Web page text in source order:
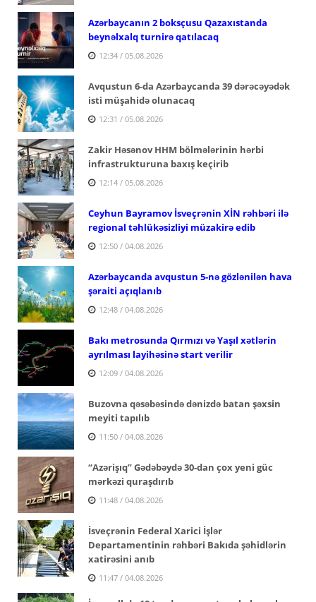
Azərbaycanın 2 boksçusu Qazaxıstanda
beynəlxalq turnirə qatılacaq
12:34 / 05.08.2026
Avqustun 6-da Azərbaycanda 39 dərəcəyədək
isti müşahidə olunacaq
12:31 / 05.08.2026
Zakir Həsənov HHM bölmələrinin hərbi
infrastrukturuna baxış keçirib
12:14 / 05.08.2026
Ceyhun Bayramov İsveçrənin XİN rəhbəri ilə
regional təhlükəsizliyi müzakirə edib
12:50 / 04.08.2026
Azərbaycanda avqustun 5-nə gözlənilən hava
şəraiti açıqlanıb
12:48 / 04.08.2026
Bakı metrosunda Qırmızı və Yaşıl xətlərin
ayrılması layihəsinə start verilir
12:09 / 04.08.2026
Buzovna qəsəbəsində dənizdə batan şəxsin
meyiti tapılıb
11:50 / 04.08.2026
“Azərişıq” Gədəbəydə 30-dan çox yeni güc
mərkəzi quraşdırıb
11:48 / 04.08.2026
İsveçrənin Federal Xarici İşlər
Departamentinin rəhbəri Bakıda şəhidlərin
xatirəsini anıb
11:47 / 04.08.2026